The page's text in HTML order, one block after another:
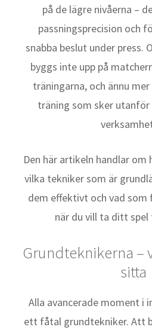
på de lägre nivåerna –
passningsprecision och
snabba beslut under press.
byggs inte upp på
träningarna, och ännu
träning som sker
Den här artikeln handlar om
vilka tekniker som är
dem effektivt och vad
när du vill ta ditt spel
Grundteknikerna –
sitta
Alla avancerade moment i
ett fåtal grundtekniker. Att